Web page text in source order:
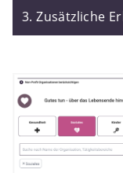
3. Zusätzliche